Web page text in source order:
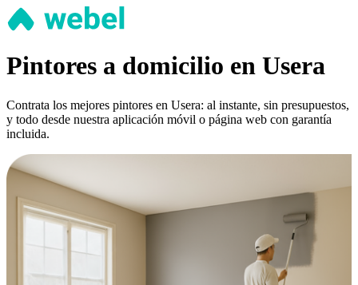
Pintores a domicilio en Usera
Contrata los mejores pintores en Usera: al instante, sin presupuestos,
y todo desde nuestra aplicación móvil o página web con garantía
incluida.